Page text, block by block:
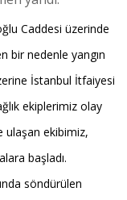
Caddesi üzerinde
bir nedenle yangın
İstanbul İtfaiyesi
ekiplerimiz olay
ulaşan ekibimiz,
başladı.
söndürülen